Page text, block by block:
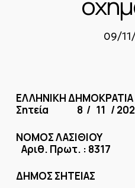
09/
ΕΛΛΗΝΙΚΗ
Σητεία 8 / 11 /
ΝΟΜΟΣ
Αριθ. Πρωτ. : 8317
ΔΗΜΟΣ ΣΗΤΕΙΑΣ